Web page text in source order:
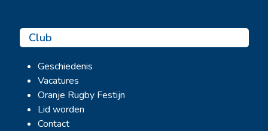
Club
Geschiedenis
Vacatures
Oranje Rugby Festijn
Lid worden
Contact